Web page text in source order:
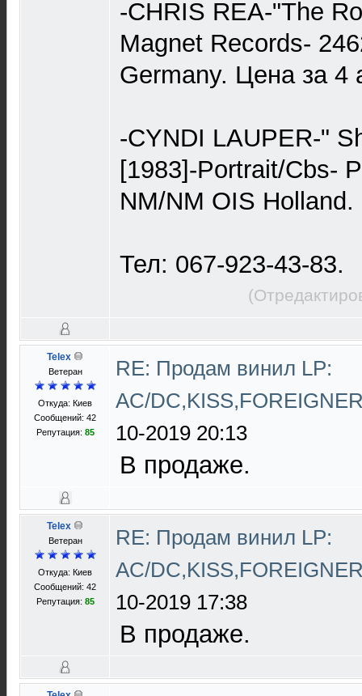
-CHRIS REA-"The
Magnet Records-
Germany. Цена за 4
-CYNDI LAUPER-"
[1983]-Portrait/Cbs-
NM/NM OIS
Тел: 067-923-43-83.
Telex
Ветеран
Откуда: Киев
Сообщений: 42
Репутация: 85
RE: Продам винил LP:
AC/
10-2019 20:13
В продаже.
Telex
Ветеран
Откуда: Киев
Сообщений: 42
Репутация: 85
RE: Продам винил LP:
AC/
10-2019 17:38
В продаже.